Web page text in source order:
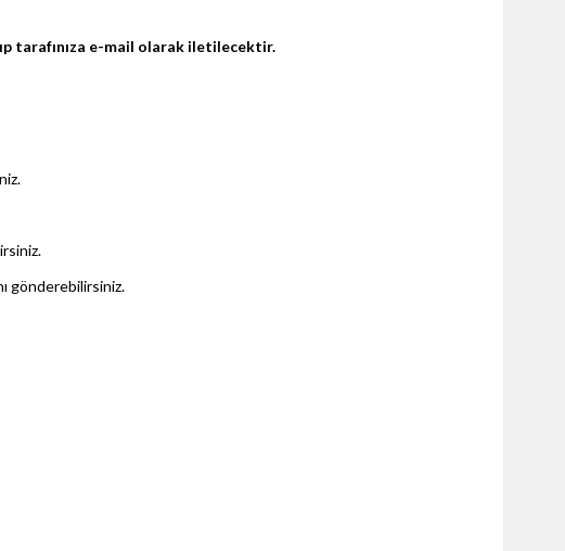
tarafınıza e-mail olarak iletilecektir.
gönderebilirsiniz.